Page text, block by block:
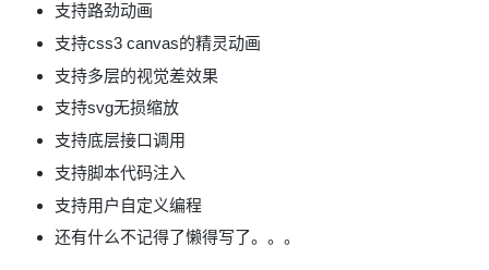
支持路劲动画
支持css3 canvas的精灵动画
支持多层的视觉差效果
支持svg无损缩放
支持底层接口调用
支持脚本代码注入
支持用户自定义编程
还有什么不记得了懒得写了。。。